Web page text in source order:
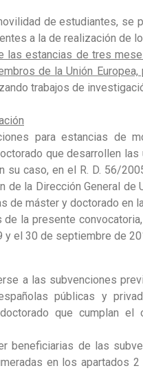
de estudiantes,
a la de realización de
las estancias de tres
de la Unión
trabajos de
para estancias de
que desarrollen
su caso, en el R. D. 56/
de la Dirección General
de máster y doctorado en
la presente
y el 30 de septiembre de
a las subvenciones
públicas y
que cumplan
beneficiarias de las
en los apartados